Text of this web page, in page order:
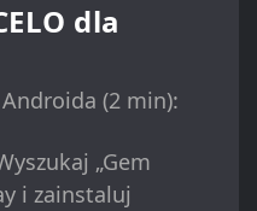
dla
(2 min):
„Gem
i zainstaluj